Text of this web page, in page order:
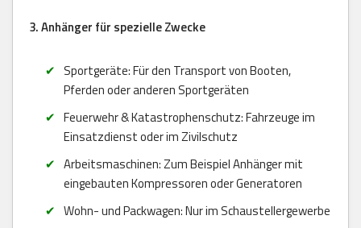
3. Anhänger für spezielle Zwecke
Sportgeräte: Für den Transport von Booten,
Pferden oder anderen Sportgeräten
Feuerwehr & Katastrophenschutz: Fahrzeuge im
Einsatzdienst oder im Zivilschutz
Arbeitsmaschinen: Zum Beispiel Anhänger mit
eingebauten Kompressoren oder Generatoren
Wohn- und Packwagen: Nur im Schaustellergewerbe